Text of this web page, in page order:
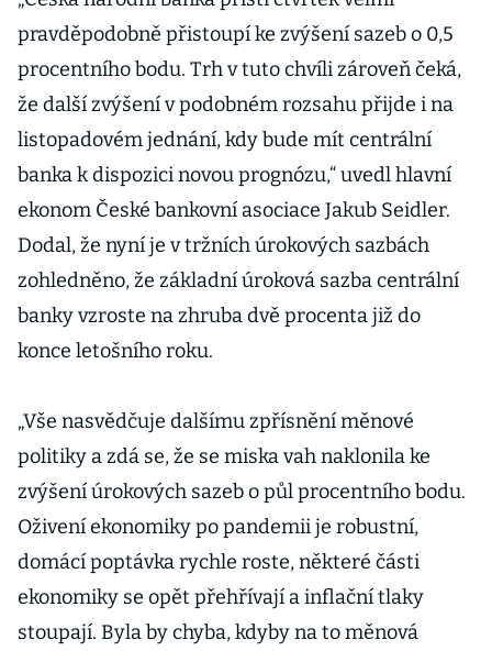
pravděpodobně přistoupí ke zvýšení sazeb o 0,5
procentního bodu. Trh v tuto chvíli zároveň čeká,
že další zvýšení v podobném rozsahu přijde i na
listopadovém jednání, kdy bude mít centrální
banka k dispozici novou prognózu,“ uvedl hlavní
ekonom České bankovní asociace Jakub Seidler.
Dodal, že nyní je v tržních úrokových sazbách
zohledněno, že základní úroková sazba centrální
banky vzroste na zhruba dvě procenta již do
konce letošního roku.
„Vše nasvědčuje dalšímu zpřísnění měnové
politiky a zdá se, že se miska vah naklonila ke
zvýšení úrokových sazeb o půl procentního bodu.
Oživení ekonomiky po pandemii je robustní,
domácí poptávka rychle roste, některé části
ekonomiky se opět přehřívají a inflační tlaky
stoupají. Byla by chyba, kdyby na to měnová